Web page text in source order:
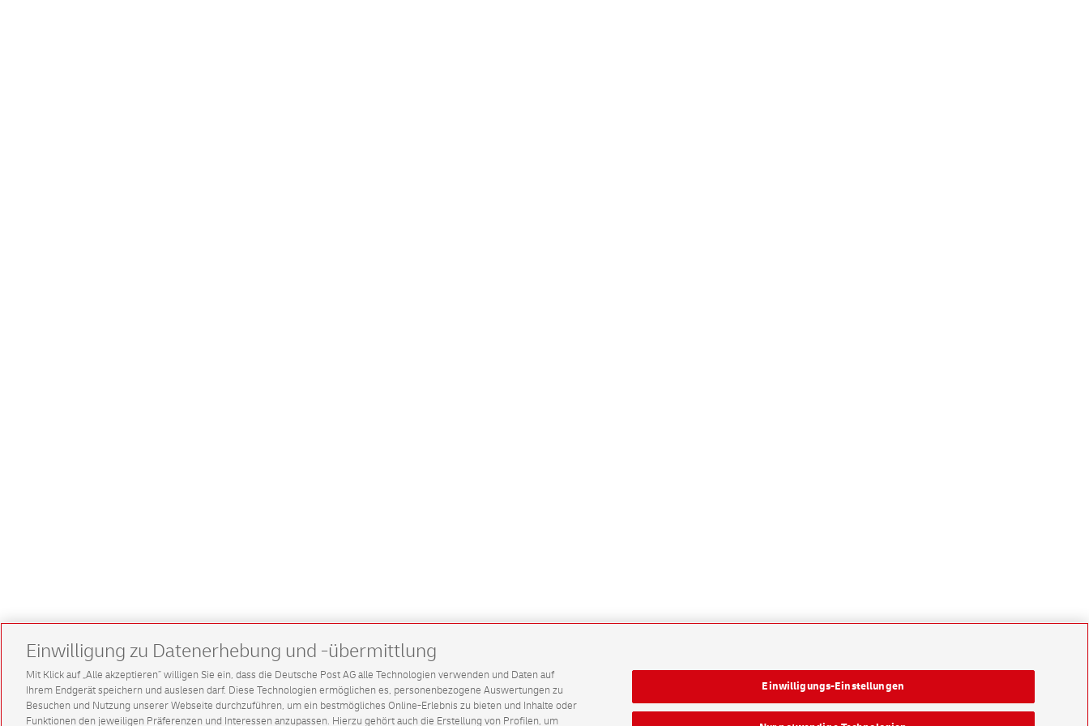
Einwilligung zu Datenerhebung und -übermittlung
Mit Klick auf „Alle akzeptieren” willigen Sie ein, dass die Deutsche Post AG alle Technologien verwenden und Daten auf
Ihrem Endgerät speichern und auslesen darf. Diese Technologien ermöglichen es, personenbezogene Auswertungen zu
Besuchen und Nutzung unserer Webseite durchzuführen, um ein bestmögliches Online-Erlebnis zu bieten und Inhalte oder
Funktionen den jeweiligen Präferenzen und Interessen anzupassen. Hierzu gehört auch die Erstellung von Profilen, um
Einwilligungs-Einstellungen